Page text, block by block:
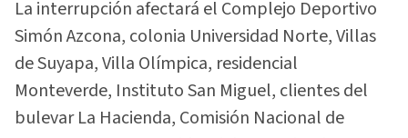
La interrupción afectará el Complejo Deportivo
Simón Azcona, colonia Universidad Norte, Villas
de Suyapa, Villa Olímpica, residencial
Monteverde, Instituto San Miguel, clientes del
bulevar La Hacienda, Comisión Nacional de